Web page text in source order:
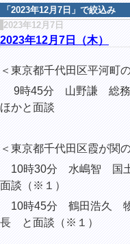
「 2023年12月7日 」で絞込み
2023年12月7日
2023年12月7日（木）
＜東京都千代田区平河町
9時45分 山野謙 総務
ほかと面談
＜東京都千代田区霞が関
10時30分 水嶋智 国
面談（※１）
10時45分 鶴田浩久 物
長 と面談（※１）